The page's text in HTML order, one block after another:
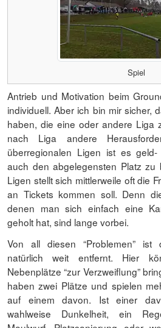
Spiel
Antrieb und Motivation beim
individuell. Aber ich bin mir sicher,
haben, die eine oder andere Liga
nach Liga andere
überregionalen Ligen ist es geld-
auch den abgelegensten Platz zu
Ligen stellt sich mittlerweile oft die
an Tickets kommen soll. Denn
denen man sich einfach eine
geholt hat, sind lange vorbei.
Von all diesen “Problemen” ist
natürlich weit entfernt. Hier
Nebenplätze “zur Verzweiflung”
haben zwei Plätze und spielen
auf einem davon. Ist einer
wahlweise Dunkelheit, ein